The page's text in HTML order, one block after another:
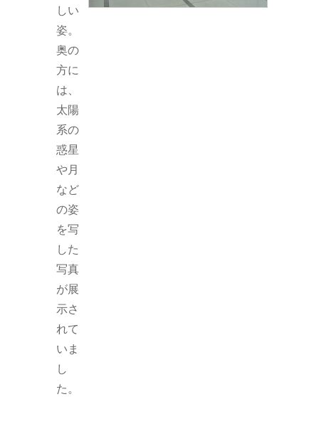
しい
姿。
奥の
方に
は、
太陽
系の
惑星
や月
など
の姿
を写
した
写真
が展
示さ
れて
いま
し
た。